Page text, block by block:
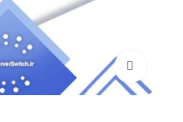
برای بزرگنمایی کلیک کنید